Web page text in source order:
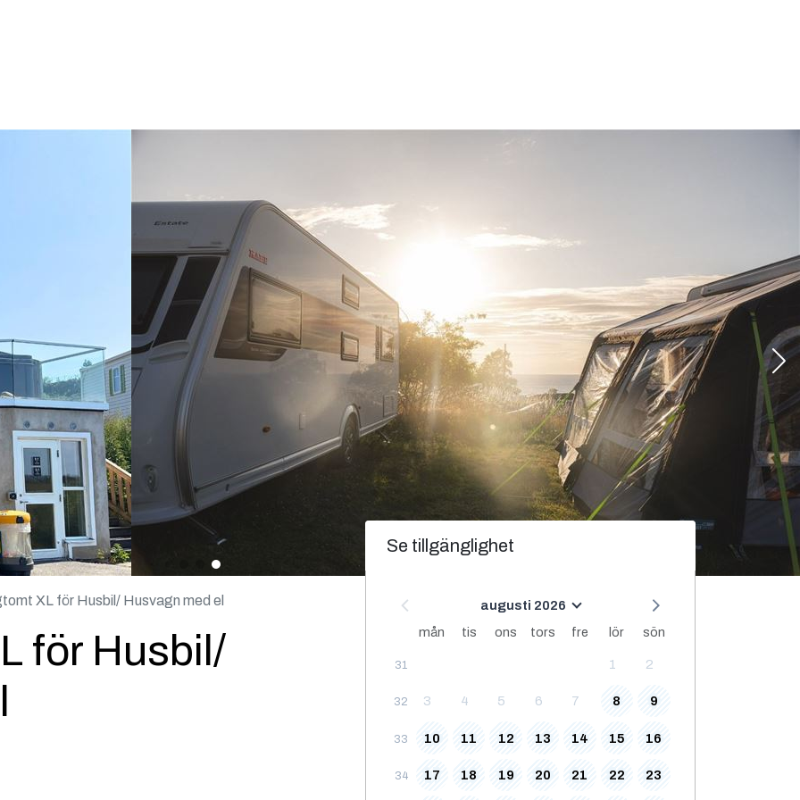
XL för Husbil/ Husvagn med el
för Husbil/
Se tillgänglighet
augusti 2026
mån
tis ons tors fre lör sön
31 1 2
32 3 4 5 6 7 8 9
33 10 11 12 13 14 15 16
34 17 18 19 20 21 22 23